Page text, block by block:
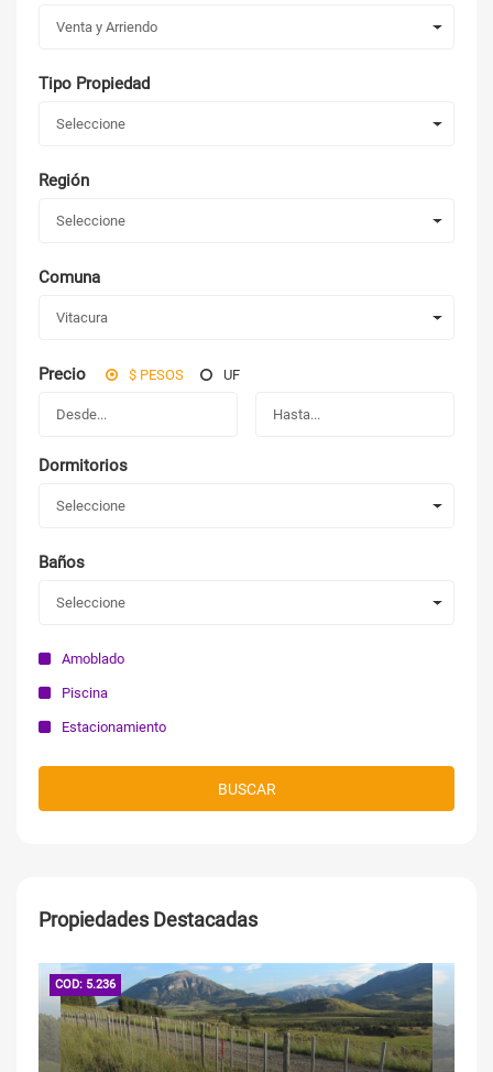
Venta y Arriendo
Tipo Propiedad
Seleccione
Región
Seleccione
Comuna
Vitacura
Precio $ PESOS UF
Dormitorios
Seleccione
Baños
Seleccione
Amoblado
Piscina
Estacionamiento
BUSCAR
Propiedades Destacadas
COD: 5.236